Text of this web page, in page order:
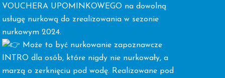
VOUCHERA UPOMINKOWEGO na dowolną
usługę nurkową do zrealizowania w sezonie
nurkowym 2024.
Może to być nurkowanie zapoznawcze
INTRO dla osób, które nigdy nie nurkowały, a
marzą o zerknięciu pod wodę. Realizowane pod